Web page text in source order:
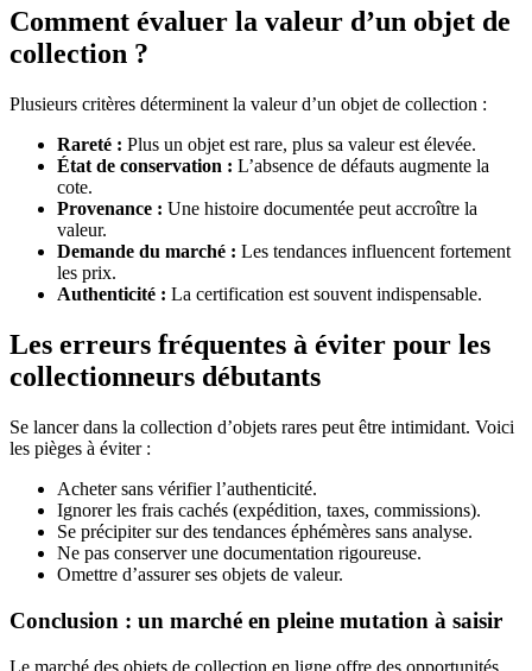
Comment évaluer la valeur d’un objet de
collection ?
Plusieurs critères déterminent la valeur d’un objet de collection :
Rareté : Plus un objet est rare, plus sa valeur est élevée.
État de conservation : L’absence de défauts augmente la
cote.
Provenance : Une histoire documentée peut accroître la
valeur.
Demande du marché : Les tendances influencent fortement
les prix.
Authenticité : La certification est souvent indispensable.
Les erreurs fréquentes à éviter pour les
collectionneurs débutants
Se lancer dans la collection d’objets rares peut être intimidant. Voici
les pièges à éviter :
Acheter sans vérifier l’authenticité.
Ignorer les frais cachés (expédition, taxes, commissions).
Se précipiter sur des tendances éphémères sans analyse.
Ne pas conserver une documentation rigoureuse.
Omettre d’assurer ses objets de valeur.
Conclusion : un marché en pleine mutation à saisir
Le marché des objets de collection en ligne offre des opportunités